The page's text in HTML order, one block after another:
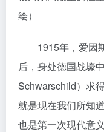
绘）
1915年，爱因斯
后，身处德国战壕
Schwarschild）求
就是现在我们所知
也是第一次现代意